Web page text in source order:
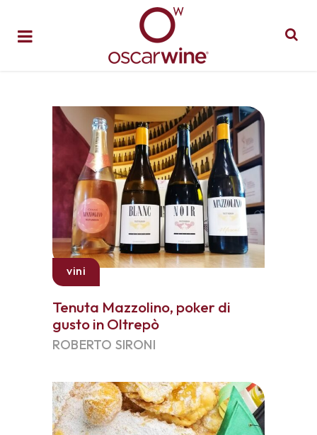
vini
Tenuta Mazzolino, poker di
gusto in Oltrepò
ROBERTO SIRONI